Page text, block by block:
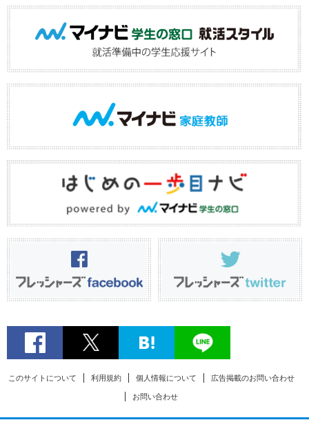
このサイトについて 利用規約 個人情報について 広告掲載のお問い合わせ
お問い合わせ